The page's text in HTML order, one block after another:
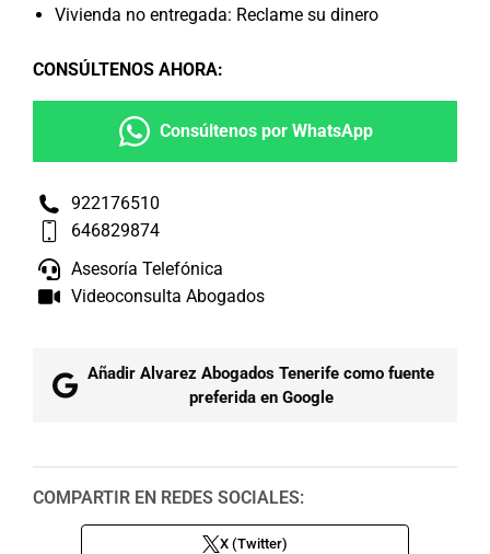
Vivienda no entregada: Reclame su dinero
CONSÚLTENOS AHORA:
Consúltenos por WhatsApp
922176510
646829874
Asesoría Telefónica
Videoconsulta Abogados
Añadir Alvarez Abogados Tenerife como fuente
preferida en Google
COMPARTIR EN REDES SOCIALES:
X (Twitter)